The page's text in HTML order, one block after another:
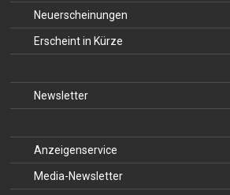
Neuerscheinungen
Erscheint in Kürze
Newsletter
Anzeigenservice
Media-Newsletter